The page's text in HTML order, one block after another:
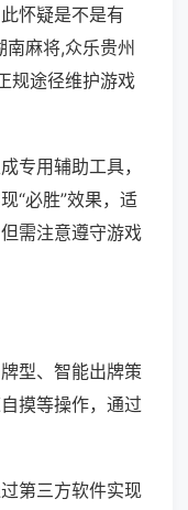
怀疑是不是有
麻将,众乐贵州
规途径维护游戏
专用辅助工具，
“必胜”效果，适
需注意遵守游戏
型、智能出牌策
摸等操作，通过
第三方软件实现